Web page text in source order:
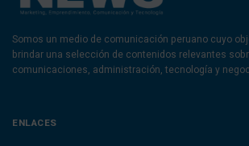
Somos un medio de comunicación peruano cuyo
brindar una selección de contenidos relevantes
comunicaciones, administración, tecnología y
ENLACES